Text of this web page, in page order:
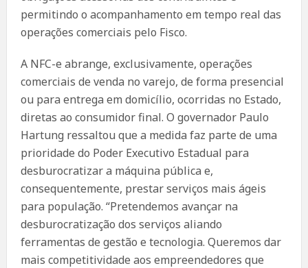
permitindo o acompanhamento em tempo real das
operações comerciais pelo Fisco.
A NFC-e abrange, exclusivamente, operações
comerciais de venda no varejo, de forma presencial
ou para entrega em domicílio, ocorridas no Estado,
diretas ao consumidor final. O governador Paulo
Hartung ressaltou que a medida faz parte de uma
prioridade do Poder Executivo Estadual para
desburocratizar a máquina pública e,
consequentemente, prestar serviços mais ágeis
para população. “Pretendemos avançar na
desburocratização dos serviços aliando
ferramentas de gestão e tecnologia. Queremos dar
mais competitividade aos empreendedores que